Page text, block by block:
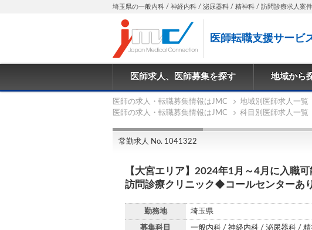
埼玉県の一般内科 / 神経内科 / 泌尿器科 / 精神科 / 訪問診療求人案
医師転職支援サービ
医師求人、医師募集を探す 地域から
医師の求人・転職募集情報はJMC 地域別医師求人一覧
医師の求人・転職募集情報はJMC
科目別医師求人一覧
常勤求人 No. 1041322
【大宮エリア】2024年1月～4月に入職
訪問診療クリニック◆コールセンターあ
勤務地 埼玉県
募集科目 一般内科 / 神経内科 / 泌尿器科 /